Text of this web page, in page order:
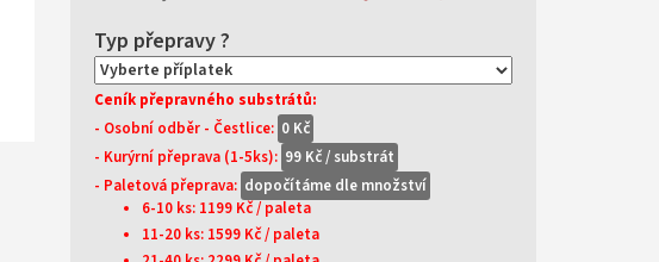
Ceník přepravného substrátů:
- Osobní odběr - Čestlice: 0 Kč
- Kurýrní přeprava (1-5ks): 99 Kč / substrát
- Paletová přeprava: dopočítáme dle množství
6-10 ks: 1199 Kč / paleta
11-20 ks: 1599 Kč / paleta